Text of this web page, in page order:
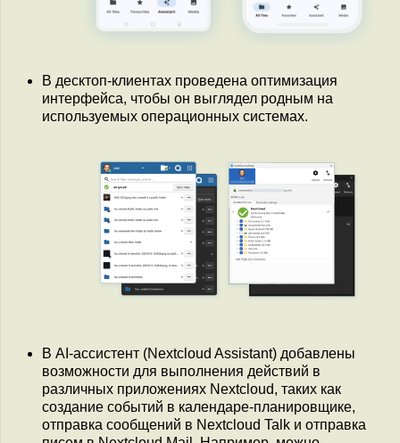
В десктоп-клиентах проведена оптимизация
интерфейса, чтобы он выглядел родным на
используемых операционных системах.
В AI-ассистент (Nextcloud Assistant) добавлены
возможности для выполнения действий в
различных приложениях Nextcloud, таких как
создание событий в календаре-планировщике,
отправка сообщений в Nextcloud Talk и отправка